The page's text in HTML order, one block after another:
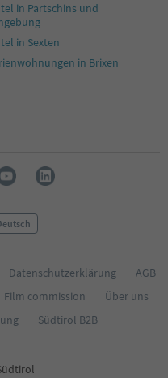
in Partschins und
in Sexten
in Brixen
Datenschutzerklärung
AGB
Film commission
Über uns
Südtirol B2B